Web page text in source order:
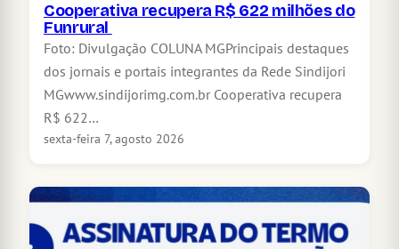
Cooperativa recupera R$ 622 milhões do
Funrural
Foto: Divulgação COLUNA MGPrincipais destaques
dos jornais e portais integrantes da Rede Sindijori
MGwww.sindijorimg.com.br Cooperativa recupera
R$ 622…
sexta-feira 7, agosto 2026